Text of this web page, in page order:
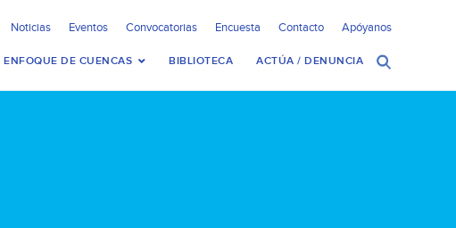
Noticias Eventos Convocatorias Encuesta Contacto Apóyanos
ENFOQUE DE CUENCAS BIBLIOTECA ACTÚA / DENUNCIA